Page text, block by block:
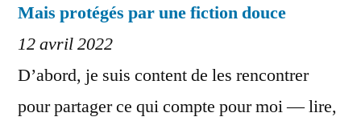
Mais protégés par une fiction douce
12 avril 2022
D’abord, je suis content de les rencontrer
pour partager ce qui compte pour moi — lire,